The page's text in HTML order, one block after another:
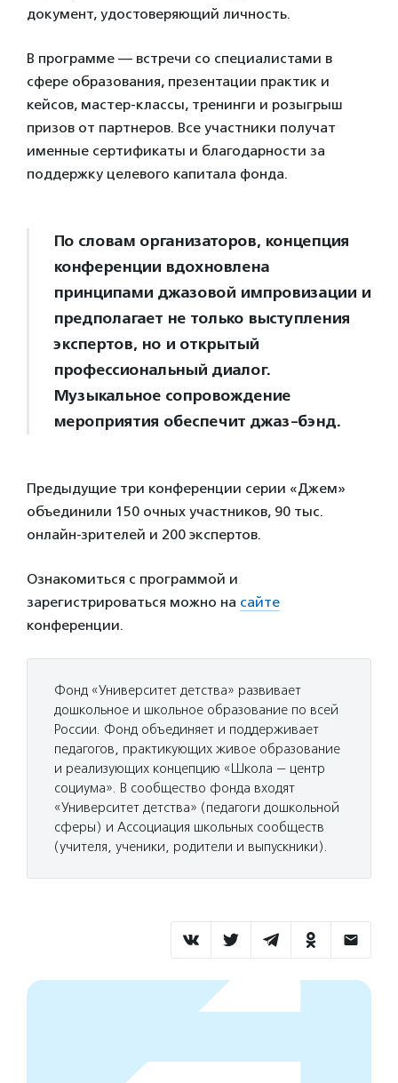
документ, удостоверяющий личность.
В программе — встречи со специалистами в
сфере образования, презентации практик и
кейсов, мастер-классы, тренинги и розыгрыш
призов от партнеров. Все участники получат
именные сертификаты и благодарности за
поддержку целевого капитала фонда.
По словам организаторов, концепция
конференции вдохновлена
принципами джазовой импровизации и
предполагает не только выступления
экспертов, но и открытый
профессиональный диалог.
Музыкальное сопровождение
мероприятия обеспечит джаз-бэнд.
Предыдущие три конференции серии «Джем»
объединили 150 очных участников, 90 тыс.
онлайн-зрителей и 200 экспертов.
Ознакомиться с программой и
зарегистрироваться можно на сайте
конференции.
Фонд «Университет детства» развивает
дошкольное и школьное образование по всей
России. Фонд объединяет и поддерживает
педагогов, практикующих живое образование
и реализующих концепцию «Школа — центр
социума». В сообщество фонда входят
«Университет детства» (педагоги дошкольной
сферы) и Ассоциация школьных сообществ
(учителя, ученики, родители и выпускники).